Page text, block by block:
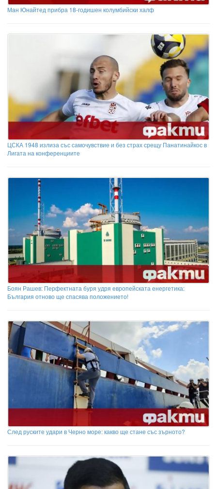
Ман Юнайтед прибра 18-годишен колумбийски халф
ЦСКА 1948 излиза със самочувствие и без страх срещу Панатинайкос в
Лигата на конференциите
Боян Рашев: Перфектната буря удря европейската енергетика:
България отново ще спасява положението!
След руските удари в Черно море: какво ще стане със зърното?